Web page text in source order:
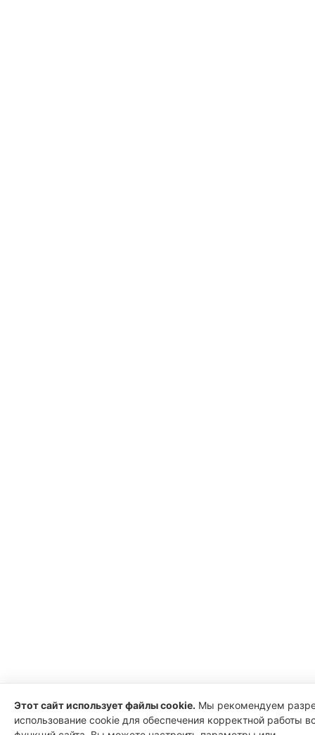
Этот сайт использует файлы cookie. Мы рекомендуем
использование cookie для обеспечения корректной работы